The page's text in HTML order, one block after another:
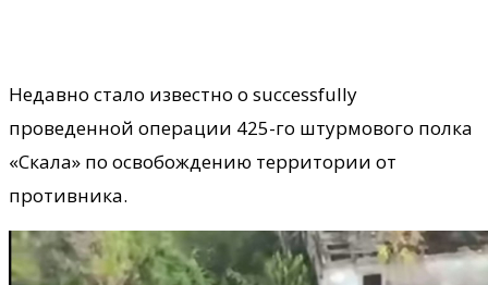
Недавно стало известно о successfully
проведенной операции 425-го штурмового полка
«Скала» по освобождению территории от
противника.